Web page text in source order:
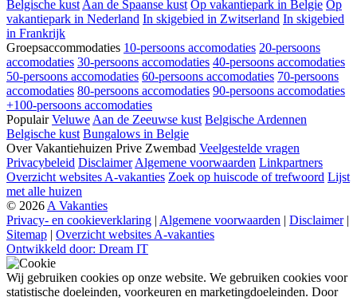
Belgische kust Aan de Spaanse kust Op vakantiepark in Belgie Op
vakantiepark in Nederland In skigebied in Zwitserland In skigebied
in Frankrijk
Groepsaccommodaties 10-persoons accomodaties 20-persoons
accomodaties 30-persoons accomodaties 40-persoons accomodaties
50-persoons accomodaties 60-persoons accomodaties 70-persoons
accomodaties 80-persoons accomodaties 90-persoons accomodaties
+100-persoons accomodaties
Populair Veluwe Aan de Zeeuwse kust Belgische Ardennen
Belgische kust Bungalows in Belgie
Over Vakantiehuizen Prive Zwembad Veelgestelde vragen
Privacybeleid Disclaimer Algemene voorwaarden Linkpartners
Overzicht websites A-vakanties Zoek op huiscode of trefwoord Lijst
met alle huizen
© 2026 A Vakanties
Privacy- en cookieverklaring | Algemene voorwaarden | Disclaimer |
Sitemap | Overzicht websites A-vakanties
Ontwikkeld door: Dream IT
Wij gebruiken cookies op onze website. We gebruiken cookies voor
statistische doeleinden, voorkeuren en marketingdoeleinden. Door